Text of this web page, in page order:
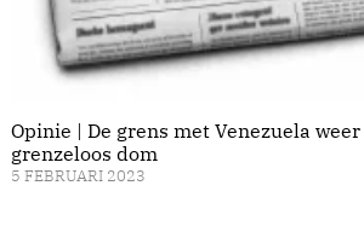
Opinie | De grens met Venezuela
grenzeloos dom
5 FEBRUARI 2023